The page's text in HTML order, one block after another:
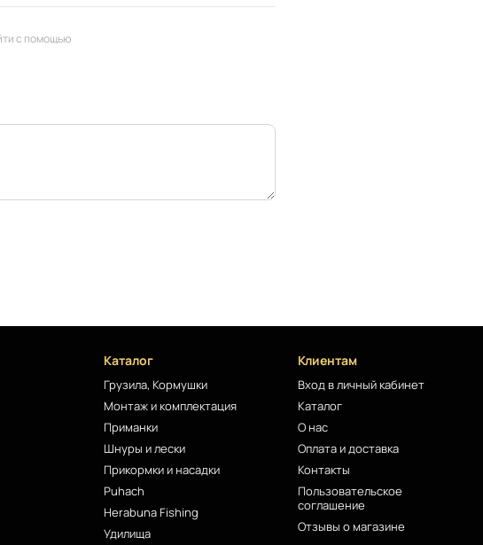
с помощью
Каталог
Грузила, Кормушки
Монтаж и комплектация
Приманки
Шнуры и лески
Прикормки и насадки
Puhach
Herabuna Fishing
Удилища
Клиентам
Вход в личный кабинет
Каталог
О нас
Оплата и доставка
Контакты
Пользовательское
соглашение
Отзывы о магазине